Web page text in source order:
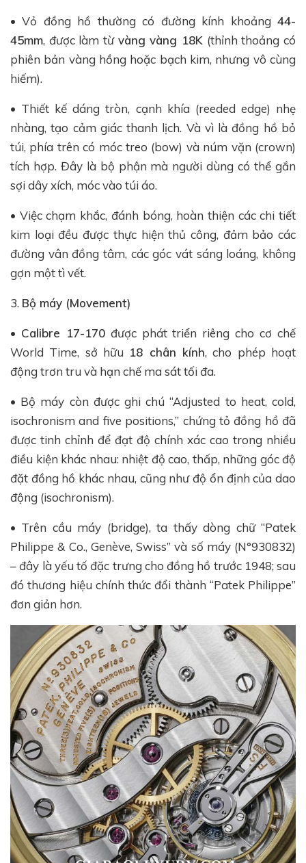
• Vỏ đồng hồ thường có đường kính khoảng 44-
45mm, được làm từ vàng vàng 18K (thỉnh thoảng có
phiên bản vàng hồng hoặc bạch kim, nhưng vô cùng
hiếm).
• Thiết kế dáng tròn, cạnh khía (reeded edge) nhẹ
nhàng, tạo cảm giác thanh lịch. Và vì là đồng hồ bỏ
túi, phía trên có móc treo (bow) và núm vặn (crown)
tích hợp. Đây là bộ phận mà người dùng có thể gắn
sợi dây xích, móc vào túi áo.
• Việc chạm khắc, đánh bóng, hoàn thiện các chi tiết
kim loại đều được thực hiện thủ công, đảm bảo các
đường vân đồng tâm, các góc vát sáng loáng, không
gợn một tì vết.
3. Bộ máy (Movement)
• Calibre 17-170được phát triển riêng cho cơ chế
World Time, sở hữu 18 chân kính, cho phép hoạt
động trơn tru và hạn chế ma sát tối đa.
• Bộ máy còn được ghi chú “Adjusted to heat, cold,
isochronism and five positions,” chứng tỏ đồng hồ đã
được tinh chỉnh để đạt độ chính xác cao trong nhiều
điều kiện khác nhau: nhiệt độ cao, thấp, những góc độ
đặt đồng hồ khác nhau, cũng như độ ổn định của dao
động (isochronism).
• Trên cầu máy (bridge), ta thấy dòng chữ “Patek
Philippe & Co., Genève, Swiss” và số máy (N°930832)
– đây là yếu tố đặc trưng cho đồng hồ trước 1948; sau
đó thương hiệu chính thức đổi thành “Patek Philippe”
đơn giản hơn.